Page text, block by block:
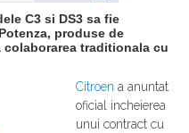
C3 si DS3 sa fie
produse de
traditionala cu
Citroen a anuntat
oficial incheierea
unui contract cu